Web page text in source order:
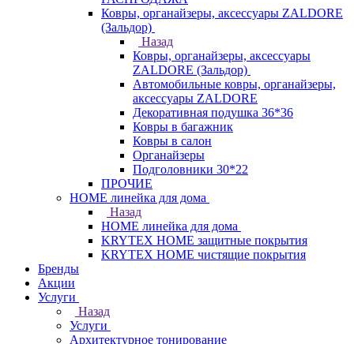
Ковры, органайзеры, аксессуары ZALDORE
(Зальдор)
Назад
Ковры, органайзеры, аксессуары
ZALDORE (Зальдор)
Автомобильные ковры, органайзеры,
аксессуары ZALDORE
Декоративная подушка 36*36
Ковры в багажник
Ковры в салон
Органайзеры
Подголовники 30*22
ПРОЧИЕ
HOME линейка для дома
Назад
HOME линейка для дома
KRYTEX HOME защитные покрытия
KRYTEX HOME чистящие покрытия
Бренды
Акции
Услуги
Назад
Услуги
Архитектурное тонирование